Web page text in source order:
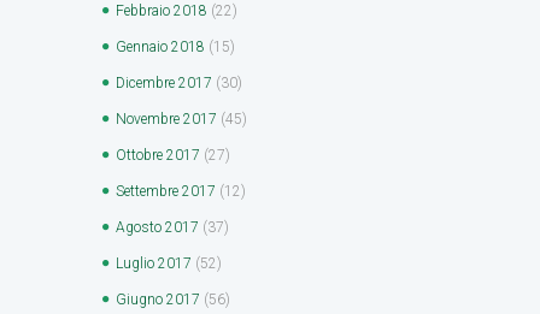
Febbraio 2018 (22)
Gennaio 2018 (15)
Dicembre 2017 (30)
Novembre 2017 (45)
Ottobre 2017 (27)
Settembre 2017 (12)
Agosto 2017 (37)
Luglio 2017 (52)
Giugno 2017 (56)